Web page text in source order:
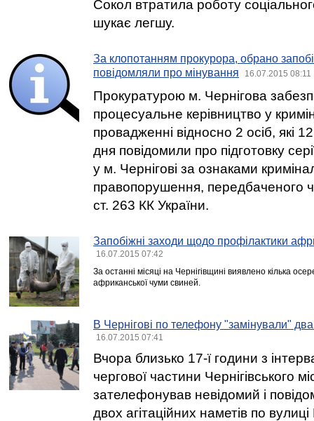
Сокол втратила роботу
шукає легшу.
За клопотанням прокурора, обрано
повідомляли про мінування
16.07.2015 08:11
Прокуратурою м. Чернігова
процесуальне керівництво у
провадженні відносно 2 осіб, які
дня повідомили про підготовку
у м. Чернігові за ознаками
правопорушення, передбаченого
ст. 263 КК України.
Запобіжні заходи щодо профілактики
16.07.2015 07:42
За останні місяці на Чернігівщині виявлено кілька
африканської чуми свиней.
В Чернігові по телефону "замінували" два
16.07.2015 07:41
Вчора близько 17-ї години з
чергової частини Чернігівського
зателефонував невідомий і
двох агітаційних наметів по